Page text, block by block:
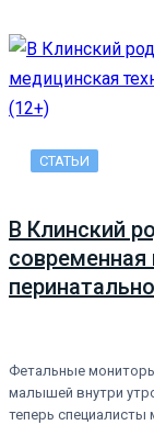
СТАТЬИ
В Клинский
современная
Фетальные
малышей внутри
теперь